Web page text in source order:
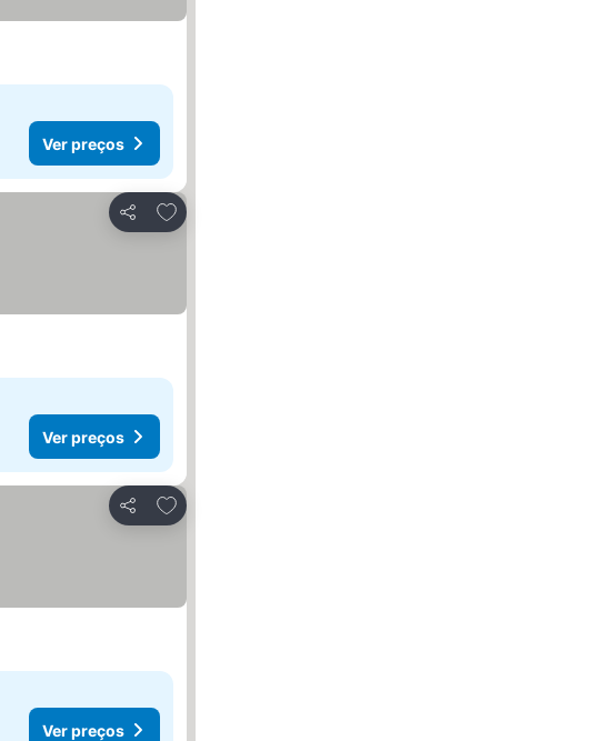
Ver preços
Partilhar
Adicionar aos favoritos
Ver preços
Partilhar
Adicionar aos favoritos
Ver preços